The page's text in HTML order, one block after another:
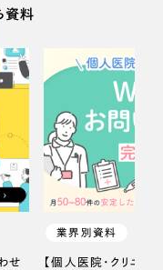
資料
せ
業界別資料
【個人医院・クリニッ